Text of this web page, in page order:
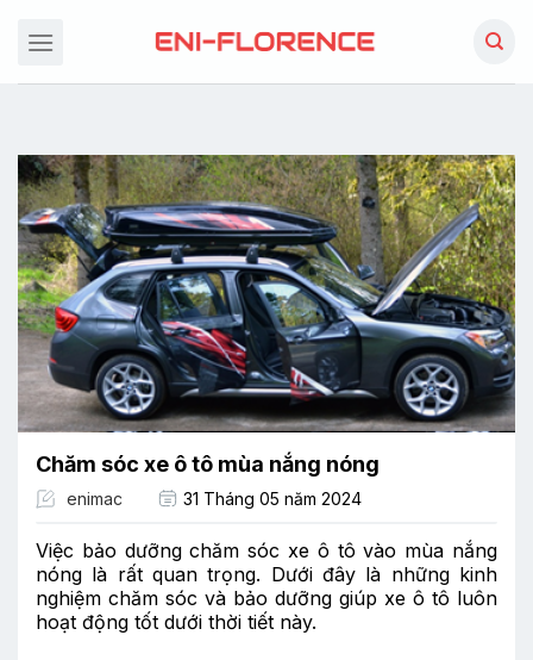
đến
dung
Chăm sóc xe ô tô mùa nắng nóng
enimac 31 Tháng 05 năm 2024
Việc bảo dưỡng chăm sóc xe ô tô vào mùa nắng
nóng là rất quan trọng. Dưới đây là những kinh
nghiệm chăm sóc và bảo dưỡng giúp xe ô tô luôn
hoạt động tốt dưới thời tiết này.